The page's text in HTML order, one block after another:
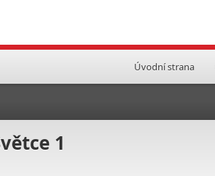
Úvodní strana
1